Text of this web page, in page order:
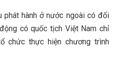
phát hành ở nước ngoài có đối
có quốc tịch Việt Nam chỉ
chức thực hiện chương trình